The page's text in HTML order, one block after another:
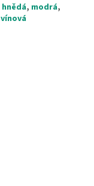
hnědá, modrá,
vínová